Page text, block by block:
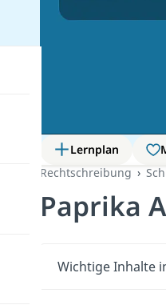
Lernplan
Rechtschreibung
Paprika
Wichtige Inhalte